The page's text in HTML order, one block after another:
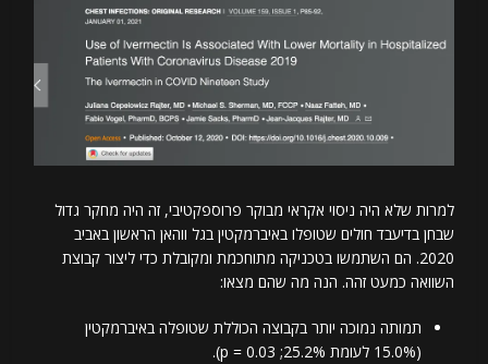
למרות שלא היה ניסוי אקראי מבוקר פרוספקטיבי, זה היה מחקר גדול
שבחן בדיעבד חולים שטופלו באיברמקטין בגל ווהאן הראשון באביב
2020. הם השתמשו בטכניקה מתוחכמת ומקובלת כדי ליצור קבוצת
השוואה כמעט זהה. הנה מה שהם מצאו:
תמותה נמוכה יותר בקבוצה הכוללת שטופלה באיברמקטין
(15.0% לעומת 25.2%; p = 0.03).